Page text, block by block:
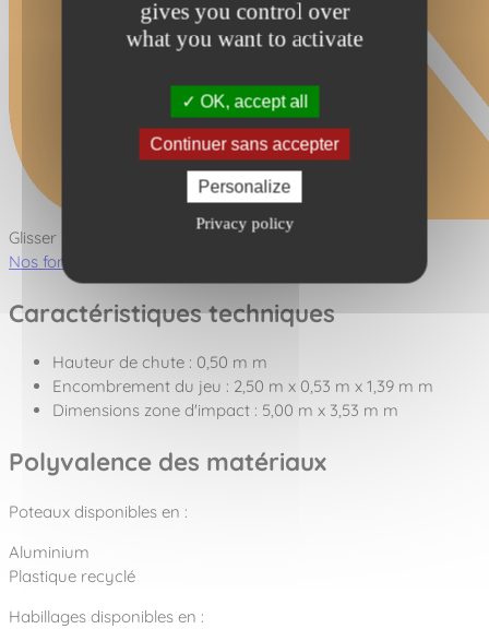
gives you control over
what you want to activate
OK, accept all
Continuer sans accepter
Personalize
Privacy policy
Glisser - Toboggan
Nos fonctions ludiques
Caractéristiques techniques
Hauteur de chute : 0,50 m m
Encombrement du jeu : 2,50 m x 0,53 m x 1,39 m m
Dimensions zone d'impact : 5,00 m x 3,53 m m
Polyvalence des matériaux
Poteaux disponibles en :
Aluminium
Plastique recyclé
Habillages disponibles en :